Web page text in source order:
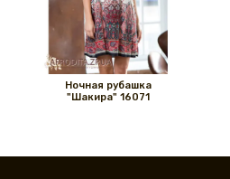
Ночная рубашка
"Шакира" 16071